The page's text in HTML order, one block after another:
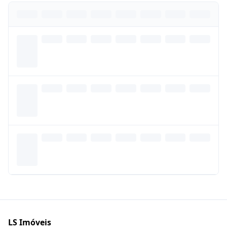
LS Imóveis